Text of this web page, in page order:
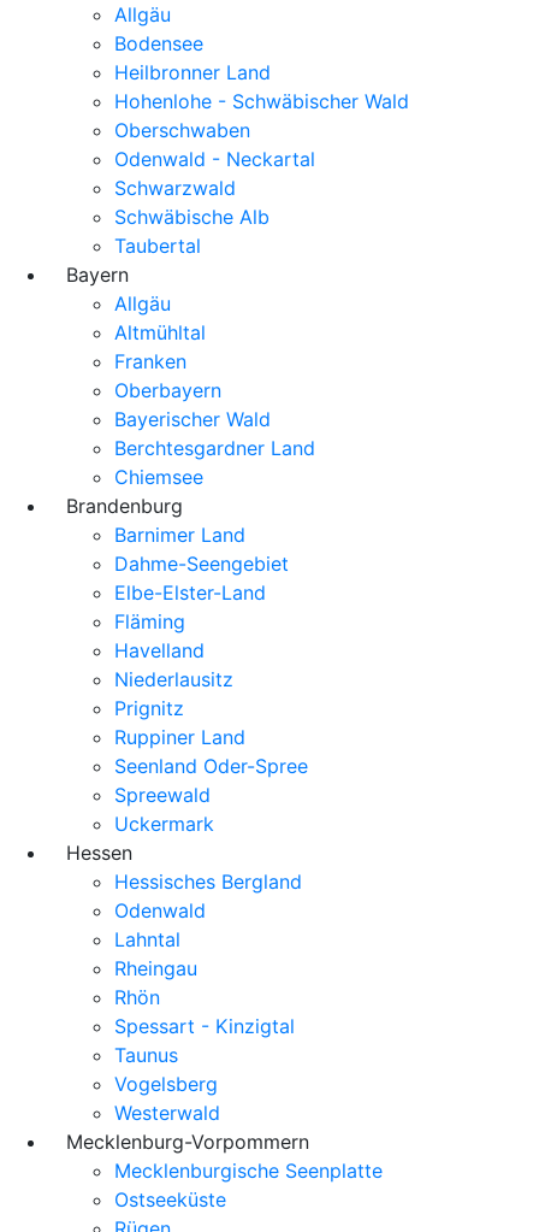
Allgäu
Bodensee
Heilbronner Land
Hohenlohe - Schwäbischer Wald
Oberschwaben
Odenwald - Neckartal
Schwarzwald
Schwäbische Alb
Taubertal
Bayern
Allgäu
Altmühltal
Franken
Oberbayern
Bayerischer Wald
Berchtesgardner Land
Chiemsee
Brandenburg
Barnimer Land
Dahme-Seengebiet
Elbe-Elster-Land
Fläming
Havelland
Niederlausitz
Prignitz
Ruppiner Land
Seenland Oder-Spree
Spreewald
Uckermark
Hessen
Hessisches Bergland
Odenwald
Lahntal
Rheingau
Rhön
Spessart - Kinzigtal
Taunus
Vogelsberg
Westerwald
Mecklenburg-Vorpommern
Mecklenburgische Seenplatte
Ostseeküste